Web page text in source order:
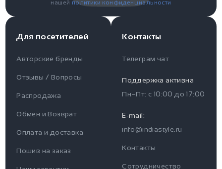
Контакты
Часы работы поддержки
Для пользователя
Информация
Для посетителей
Авторские бренды
Отзывы / Вопросы
Распродажа
Обмен и Возврат
Оплата и доставка
Пошив на заказ
нашей политики конфиденциальности
Контакты
Телеграм чат
Поддержка активна
Пн–Пт: с 10:00 до 17:00
E-mail:
info@indiastyle.ru
Контакты
Сотрудничество